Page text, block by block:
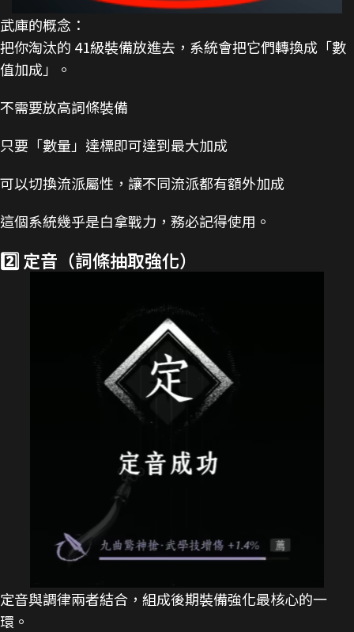
武庫的概念：
把你淘汰的 41級裝備放進去，系統會把它們轉換成「數
值加成」。
不需要放高詞條裝備
只要「數量」達標即可達到最大加成
可以切換流派屬性，讓不同流派都有額外加成
這個系統幾乎是白拿戰力，務必記得使用。
2️⃣ 定音（詞條抽取強化）
定音與調律兩者結合，組成後期裝備強化最核心的一
環。